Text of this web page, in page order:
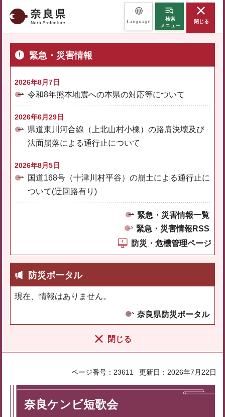
奈良県 Language
検索
メニュー
閉じる
緊急・災害情報
2026年8月7日
令和8年熊本地震への本県の対応等について
2026年6月29日
県道東川河合線（上北山村小橡）の路肩決壊及び
法面崩落による通行止について
2026年8月5日
国道168号（十津川村平谷）の崩土による通行止に
ついて(迂回路有り)
緊急・災害情報一覧
緊急・災害情報RSS
防災・危機管理ページ
防災ポータル
現在、情報はありません。
奈良県防災ポータル
閉じる
ページ番号：23611 更新日：2026年7月22日
奈良ケンビ短歌会